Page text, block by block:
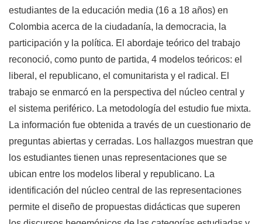
estudiantes de la educación media (16 a 18 años) en
Colombia acerca de la ciudadanía, la democracia, la
participación y la política. El abordaje teórico del trabajo
reconoció, como punto de partida, 4 modelos teóricos: el
liberal, el republicano, el comunitarista y el radical. El
trabajo se enmarcó en la perspectiva del núcleo central y
el sistema periférico. La metodología del estudio fue mixta.
La información fue obtenida a través de un cuestionario de
preguntas abiertas y cerradas. Los hallazgos muestran que
los estudiantes tienen unas representaciones que se
ubican entre los modelos liberal y republicano. La
identificación del núcleo central de las representaciones
permite el diseño de propuestas didácticas que superen